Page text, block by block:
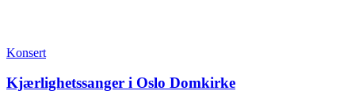
Konsert
Kjærlighetssanger i Oslo Domkirke